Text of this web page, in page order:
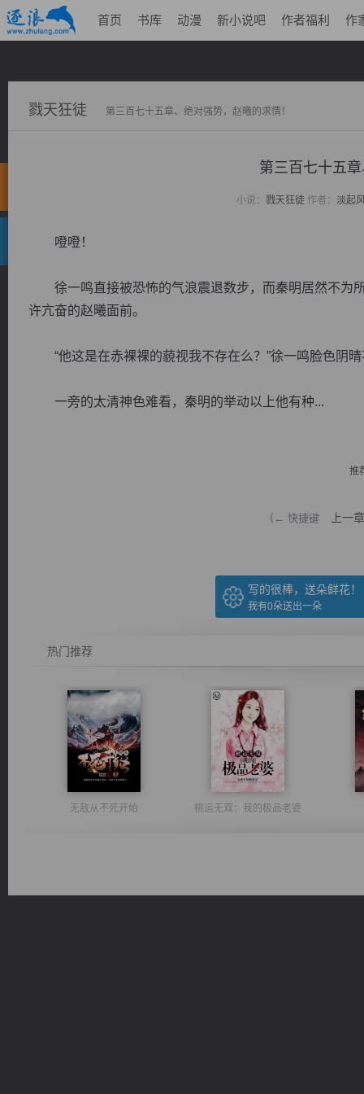
首页 书库 动漫 新小说吧 作者福利 作
戮天狂徒 第三百七十五章、绝对强势，赵曦的求情！
第三百七十五
小说： 戮天狂徒作者： 淡起
噔噔！
徐一鸣直接被恐怖的气浪震退数步，而秦明居然不为
许亢奋的赵曦面前。
“他这是在赤裸裸的藐视我不存在么？”徐一鸣脸色阴
一旁的太清神色难看，秦明的举动以上他有种...
推
（← 快捷键 上一章
写的很棒，送朵鲜花！
我有0朵送出一朵
热门推荐
无敌从不死开始 桃运无双：我的极品老婆